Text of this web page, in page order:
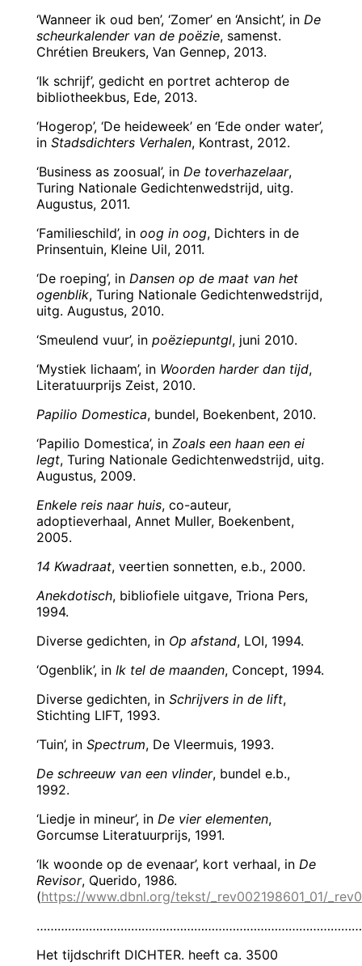
‘Wanneer ik oud ben’, ‘Zomer’ en ‘Ansicht’, in De
scheurkalender van de poëzie, samenst.
Chrétien Breukers, Van Gennep, 2013.
‘Ik schrijf’, gedicht en portret achterop de
bibliotheekbus, Ede, 2013.
‘Hogerop’, ‘De heideweek’ en ‘Ede onder water’,
in Stadsdichters Verhalen, Kontrast, 2012.
‘Business as zoosual’, in De toverhazelaar,
Turing Nationale Gedichtenwedstrijd, uitg.
Augustus, 2011.
‘Familieschild’, in oog in oog, Dichters in de
Prinsentuin, Kleine Uil, 2011.
‘De roeping’, in Dansen op de maat van het
ogenblik, Turing Nationale Gedichtenwedstrijd,
uitg. Augustus, 2010.
‘Smeulend vuur’, in poëziepuntgl, juni 2010.
‘Mystiek lichaam’, in Woorden harder dan tijd,
Literatuurprijs Zeist, 2010.
Papilio Domestica, bundel, Boekenbent, 2010.
‘Papilio Domestica’, in Zoals een haan een ei
legt, Turing Nationale Gedichtenwedstrijd, uitg.
Augustus, 2009.
Enkele reis naar huis, co-auteur,
adoptieverhaal, Annet Muller, Boekenbent,
2005.
14 Kwadraat, veertien sonnetten, e.b., 2000.
Anekdotisch, bibliofiele uitgave, Triona Pers,
1994.
Diverse gedichten, in Op afstand, LOI, 1994.
‘Ogenblik’, in Ik tel de maanden, Concept, 1994.
Diverse gedichten, in Schrijvers in de lift,
Stichting LIFT, 1993.
‘Tuin’, in Spectrum, De Vleermuis, 1993.
De schreeuw van een vlinder, bundel e.b.,
1992.
‘Liedje in mineur’, in De vier elementen,
Gorcumse Literatuurprijs, 1991.
‘Ik woonde op de evenaar’, kort verhaal, in De
Revisor, Querido, 1986.
(https://www.dbnl.org/tekst/_rev002198601_01/
Het tijdschrift DICHTER. heeft ca. 3500